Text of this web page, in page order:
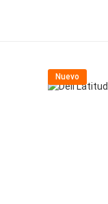
Nuevo